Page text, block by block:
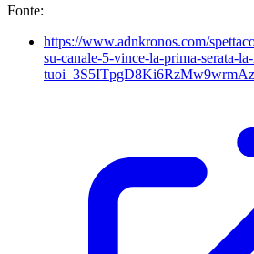
Fonte:
https://www.adnkronos.com/
su-canale-5-vince-la-prima-serata-
tuoi_3S5ITpgD8Ki6RzMw9wrmAz